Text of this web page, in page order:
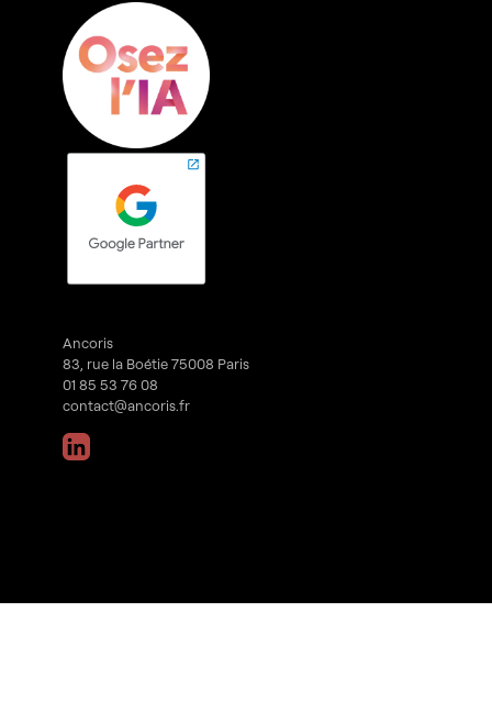
Ancoris
83, rue la Boétie 75008 Paris
01 85 53 76 08
contact@ancoris.fr